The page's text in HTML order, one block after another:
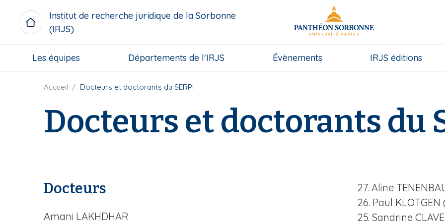
Institut de recherche juridique de la Sorbonne
(IRJS)
Les équipes Départements de l'IRJS Évènements IRJS éditions
F
a
n
Accueil Docteurs et doctorants du SERPI
Docteurs et doctorants du
Docteurs
Amani LAKHDHAR
27. Aline
26. Paul KLOTGEN
25. Sandrine